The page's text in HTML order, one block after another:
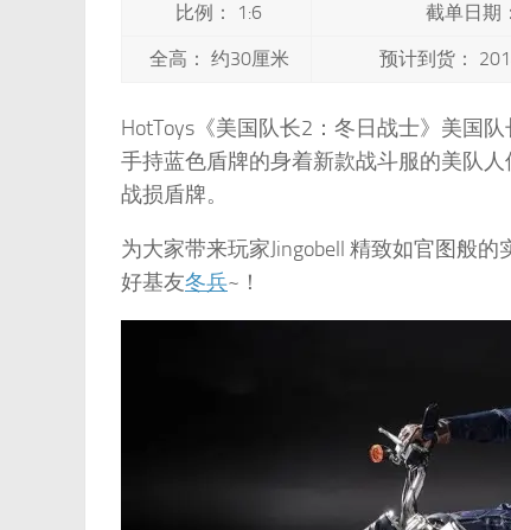
比例： 1:6
截单日期
全高： 约30厘米
预计到货：
HotToys《美国队长2：冬日战士》美国
手持蓝色盾牌的身着新款战斗服的美队
战损盾牌。
为大家带来玩家Jingobell 精致如官图般的
好基友冬兵~！